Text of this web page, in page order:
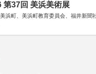
第37回 美浜美術展
浜町、美浜町教育委員会、福井新聞